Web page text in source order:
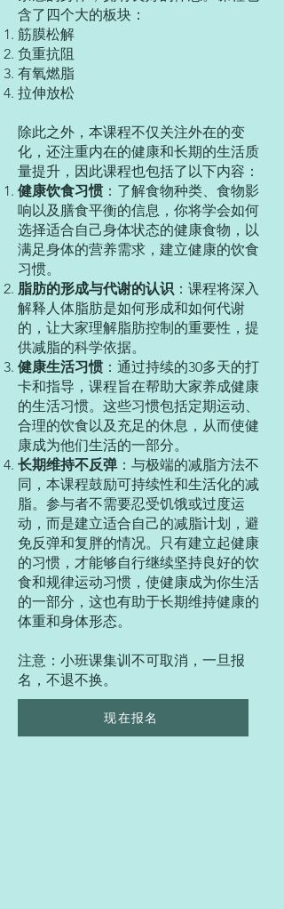
含了四个大的板块：
筋膜松解
负重抗阻
有氧燃脂
拉伸放松
除此之外，本课程不仅关注外在的变
化，还注重内在的健康和长期的生活质
量提升，因此课程也包括了以下内容：
健康饮食习惯 ：了解食物种类、食物影
响以及膳食平衡的信息，你将学会如何
选择适合自己身体状态的健康食物，以
满足身体的营养需求，建立健康的饮食
习惯。
脂肪的形成与代谢的认识 ：课程将深入
解释人体脂肪是如何形成和如何代谢
的，让大家理解脂肪控制的重要性，提
供减脂的科学依据。
健康生活习惯 ：通过持续的30多天的打
卡和指导，课程旨在帮助大家养成健康
的生活习惯。这些习惯包括定期运动、
合理的饮食以及充足的休息，从而使健
康成为他们生活的一部分。
长期维持不反弹：与极端的减脂方法不
同，本课程鼓励可持续性和生活化的减
脂。参与者不需要忍受饥饿或过度运
动，而是建立适合自己的减脂计划，避
免反弹和复胖的情况。只有建立起健康
的习惯，才能够自行继续坚持良好的饮
食和规律运动习惯，使健康成为你生活
的一部分，这也有助于长期维持健康的
体重和身体形态。
注意：小班课集训不可取消，一旦报
名，不退不换。
现在报名